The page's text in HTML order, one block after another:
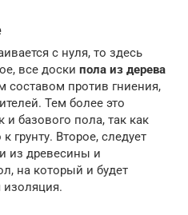
с нуля, то здесь
все доски пола из дерева
составом против гниения,
Тем более это
и базового пола, так как
грунту. Второе, следует
из древесины и
на который и будет
изоляция.